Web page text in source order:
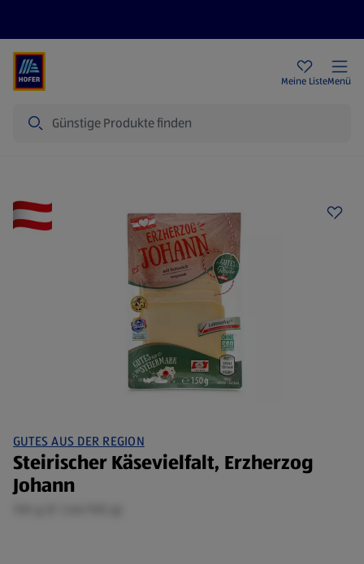
Meine ListeMenü
GUTES AUS DER REGION
Steirischer Käsevielfalt, Erzherzog
Johann